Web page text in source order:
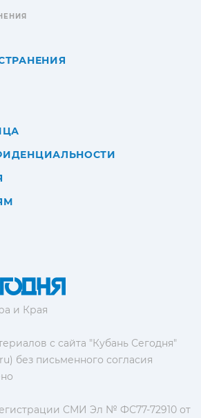
и Края
с сайта "Кубань Сегодня"
без письменного согласия
СМИ Эл № ФС77-72910 от